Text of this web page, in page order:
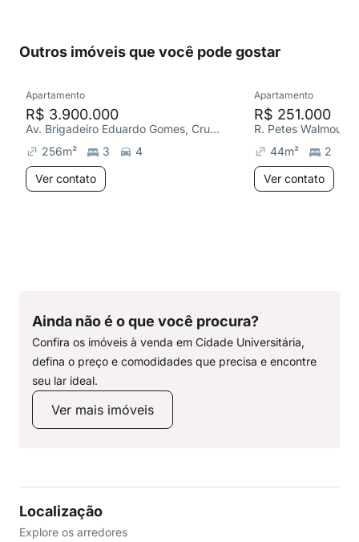
Outros imóveis que você pode gostar
Apartamento
R$ 3.900.000
Av. Brigadeiro Eduardo Gomes, Cruz das Almas
256m² 3
4
Ver contato
Apartamento
R$ 251.000
44m² 2
Ver contato
Ainda não é o que você procura?
Confira os imóveis à venda em Cidade Universitária,
defina o preço e comodidades que precisa e encontre
seu lar ideal.
Ver mais imóveis
Localização
Explore os arredores